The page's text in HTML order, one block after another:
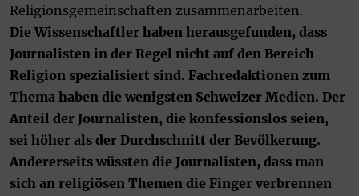
Religionsgemeinschaften zusammenarbeiten.
Die Wissenschaftler haben herausgefunden, dass
Journalisten in der Regel nicht auf den Bereich
Religion spezialisiert sind. Fachredaktionen zum
Thema haben die wenigsten Schweizer Medien. Der
Anteil der Journalisten, die konfessionslos seien,
sei höher als der Durchschnitt der Bevölkerung.
Andererseits wüssten die Journalisten, dass man
sich an religiösen Themen die Finger verbrennen